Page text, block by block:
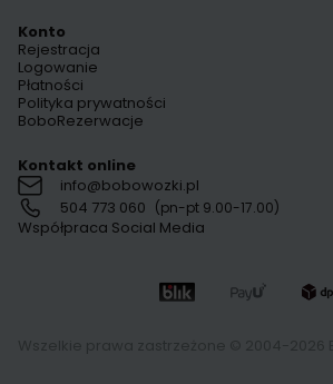
Konto
Rejestracja
Logowanie
Płatności
Polityka prywatności
BoboRezerwacje
Kontakt online
info@bobowozki.pl
504 773 060 (pn-pt 9.00-17.00)
Współpraca Social Media